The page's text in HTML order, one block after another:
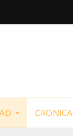
CRONICA